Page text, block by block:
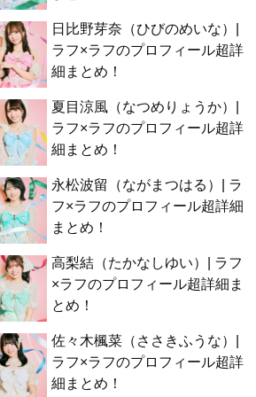
日比野芽奈（ひびのめいな）|
ラフ×ラフのプロフィール超詳
細まとめ！
夏目涼風（なつめりょうか）|
ラフ×ラフのプロフィール超詳
細まとめ！
永松波留（ながまつはる）| ラ
フ×ラフのプロフィール超詳細
まとめ！
高梨結（たかなしゆい）| ラフ
×ラフのプロフィール超詳細ま
とめ！
佐々木楓菜（ささきふうな）|
ラフ×ラフのプロフィール超詳
細まとめ！